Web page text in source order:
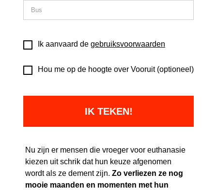
Ik aanvaard de gebruiksvoorwaarden
Hou me op de hoogte over Vooruit (optioneel)
Nu zijn er mensen die vroeger voor euthanasie
kiezen uit schrik dat hun keuze afgenomen
wordt als ze dement zijn. Zo verliezen ze nog
mooie maanden en momenten met hun